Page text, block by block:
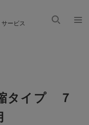
ービス
タイプ ７